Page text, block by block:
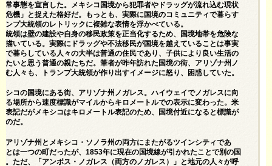
常事態を宣言した。メキシコ国境から犯罪者やドラッグが流れ込む現状
危機」と捉えた格好だ。もっとも、実際に国境のコミュニティで暮らす
ンプ大統領のレトリックに複雑な表情を浮かべている。
統領は壁の建設や自身の移民政策を正当化するため、国境地帯を危険な
描いている。実際にドラッグや不法移民が国境を越えていることは事実
で暮らしている人々の大半は普通の住民であり、子供により良い生活の
たいと思う普通の親たちだ。筆者が昨年訪れた国境の街、アリゾナ州ノ
む人々も、トランプ大統領が作り出すイメージに怒り、困惑していた。
シコの国境にある街、アリゾナ州ノガレス。ハイウェイでノガレスに向
る場所から速度標識がマイルからキロメートルでの表示に変わった。米
表記だがメキシコはキロメートル表記のため、国境付近になると標識が
のだ。
アリゾナ州とメキシコ・ソノラ州の両方にまたがるツインシティであ
とは一つの町だったが、1853年に現在の国境線が引かれたことで別の国
。ただ、「アンボス・ノガレス（両方のノガレス）」と地元の人々が呼